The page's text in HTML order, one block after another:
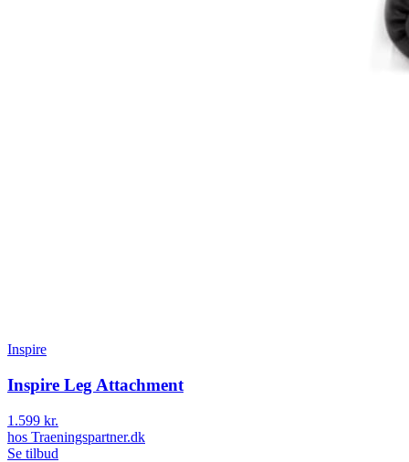
Inspire
Inspire Leg Attachment
1.599 kr.
hos Traeningspartner.dk
Se tilbud